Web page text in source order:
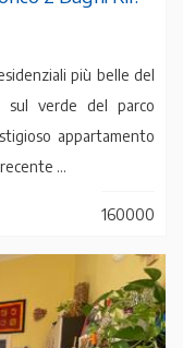
più belle del
sul verde del parco
appartamento
...
160000